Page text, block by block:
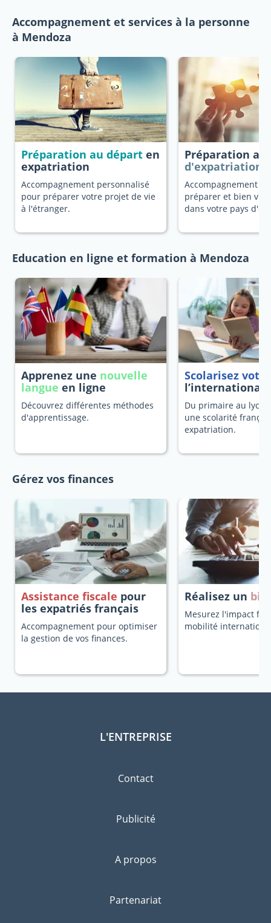
Accompagnement et services à la personne
à Mendoza
Préparation au départ en
expatriation
Accompagnement personnalisé
pour préparer votre projet de vie
à l'étranger.
Préparation au
d'expatriation
Accompagnement
préparer et bien
dans votre pays
Education en ligne et formation à Mendoza
Apprenez une nouvelle
langue en ligne
Découvrez différentes méthodes
d'apprentissage.
Scolarisez
l’international
Du primaire au
une scolarité
expatriation.
Gérez vos finances
Assistance fiscale pour
les expatriés français
Accompagnement pour optimiser
la gestion de vos finances.
Réalisez un
Mesurez l'impact
mobilité
L'ENTREPRISE
Contact
Publicité
A propos
Partenariat